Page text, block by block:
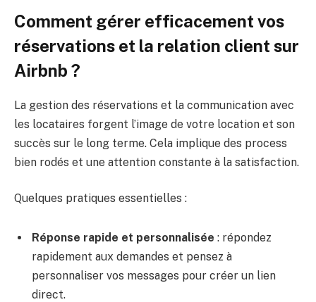
Comment gérer efficacement vos
réservations et la relation client sur
Airbnb ?
La gestion des réservations et la communication avec
les locataires forgent l’image de votre location et son
succès sur le long terme. Cela implique des process
bien rodés et une attention constante à la satisfaction.
Quelques pratiques essentielles :
Réponse rapide et personnalisée : répondez
rapidement aux demandes et pensez à
personnaliser vos messages pour créer un lien
direct.